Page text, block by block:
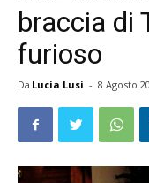
braccia di
furioso
Da Lucia Lusi - 8 Agosto